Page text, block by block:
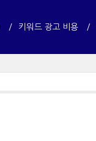
키워드 광고 비용